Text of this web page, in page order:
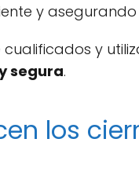
y
y
segura.
los